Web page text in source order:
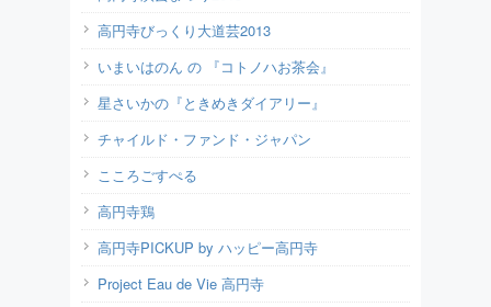
高円寺びっくり大道芸2013
いまいはのん の 『コトノハお茶会』
星さいかの『ときめきダイアリー』
チャイルド・ファンド・ジャパン
こころごすぺる
高円寺鶏
高円寺PICKUP by ハッピー高円寺
Project Eau de Vie 高円寺